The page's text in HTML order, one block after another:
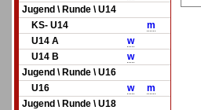
Jugend \ Runde \ U14
KS- U14
m
U14 A
w
U14 B
w
Jugend \ Runde \ U16
U16
w
m
Jugend \ Runde \ U18